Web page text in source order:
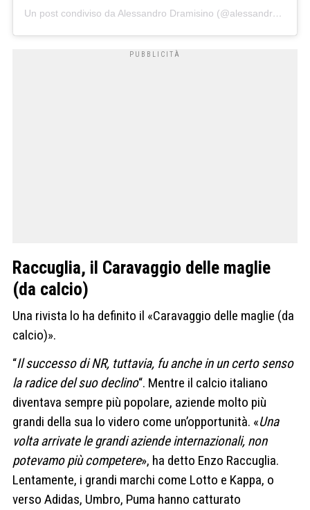
Un post condiviso da Alessandro Dramisino (@alessandro_dramisino)
Raccuglia, il Caravaggio delle maglie
(da calcio)
Una rivista lo ha definito il «Caravaggio delle maglie (da
calcio)».
“Il successo di NR, tuttavia, fu anche in un certo senso
la radice del suo declino“. Mentre il calcio italiano
diventava sempre più popolare, aziende molto più
grandi della sua lo videro come un’opportunità. «Una
volta arrivate le grandi aziende internazionali, non
potevamo più competere», ha detto Enzo Raccuglia.
Lentamente, i grandi marchi come Lotto e Kappa, o
verso Adidas, Umbro, Puma hanno catturato